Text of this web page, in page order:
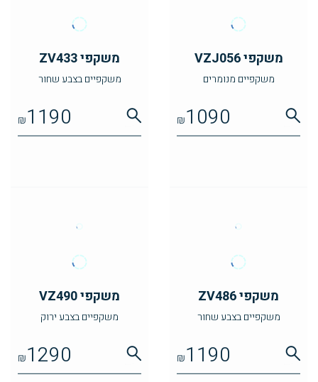
משקפי VZJ056
משקפיים מנומרים
₪1090
משקפי ZV433
משקפיים בצבע שחור
₪1190
משקפי ZV486
משקפיים בצבע שחור
₪1190
משקפי VZ490
משקפיים בצבע ירוק
₪1290